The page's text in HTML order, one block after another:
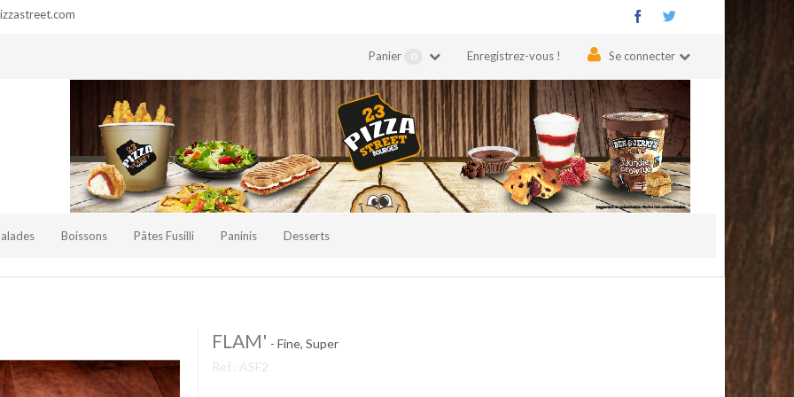
Enregistrez-vous ! Se connecter
Panier 0
Boissons Pâtes Fusilli Paninis Desserts
FLAM' - Fine, Super
Ref.: ASF2